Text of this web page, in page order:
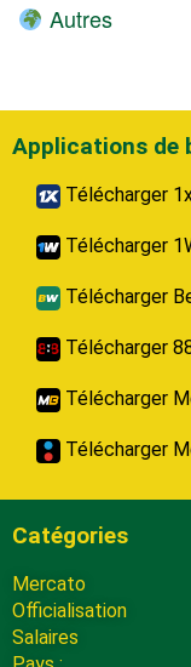
Autres
Applications de
Télécharger
Télécharger
Télécharger
Télécharger
Télécharger
Télécharger
Catégories
Mercato
Officialisation
Salaires